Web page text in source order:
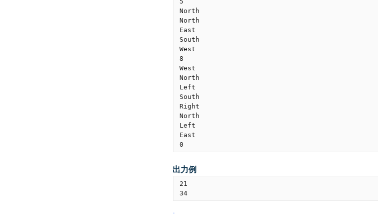
North
North
East
South
West
8
West
North
Left
South
Right
North
Left
East
出力例
21